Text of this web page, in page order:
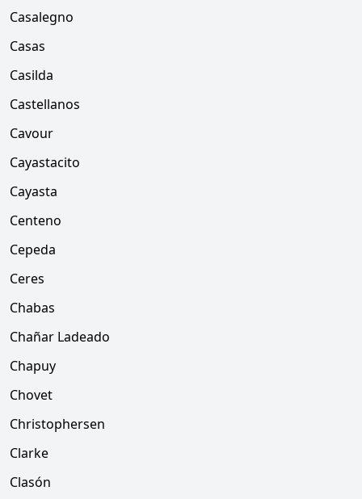
Casalegno
Casas
Casilda
Castellanos
Cavour
Cayastacito
Cayasta
Centeno
Cepeda
Ceres
Chabas
Chañar Ladeado
Chapuy
Chovet
Christophersen
Clarke
Clasón